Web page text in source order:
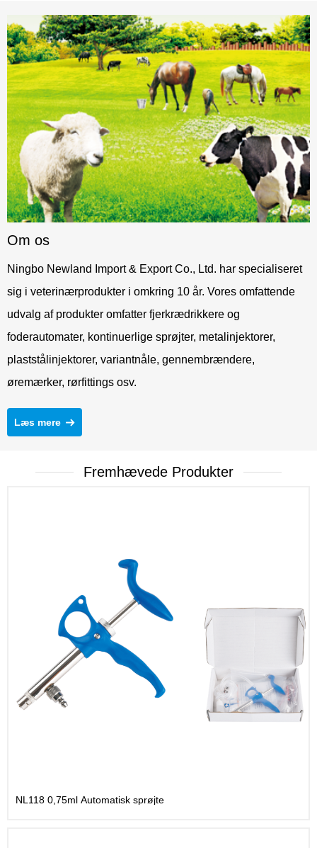
Om os
Ningbo Newland Import & Export Co., Ltd. har specialiseret
sig i veterinærprodukter i omkring 10 år. Vores omfattende
udvalg af produkter omfatter fjerkrædrikkere og
foderautomater, kontinuerlige sprøjter, metalinjektorer,
plaststålinjektorer, variantnåle, gennembrændere,
øremærker, rørfittings osv.
Læs mere
Fremhævede Produkter
NL118 0,75ml Automatisk sprøjte